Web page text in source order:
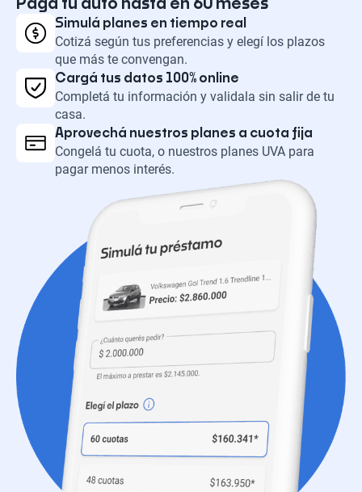
Pagá tu auto hasta en 60 meses
Simulá planes en tiempo real
Cotizá según tus preferencias y elegí los plazos
que más te convengan.
Cargá tus datos 100% online
Completá tu información y validala sin salir de tu
casa.
Aprovechá nuestros planes a cuota fija
Congelá tu cuota, o nuestros planes UVA para
pagar menos interés.